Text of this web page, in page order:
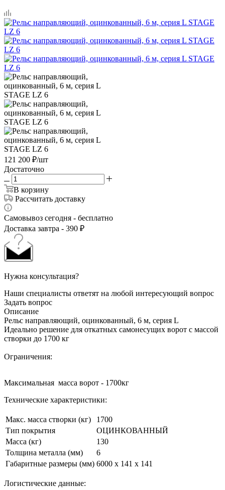
121 200 ₽/шт
Достаточно
В корзину
Рассчитать доставку
Самовывоз сегодня - бесплатно
Доставка завтра - 390 ₽
Нужна консультация?
Наши специалисты ответят на любой интересующий вопрос
Задать вопрос
Описание
Рельс направляющий, оцинкованный, 6 м, серия L
Идеально решение для откатных самонесущих ворот с массой
створки до 1700 кг
Ограничения:
Максимальная масса ворот - 1700кг
Технические характеристики:
Макс. масса створки (кг)
1700
Тип покрытия
ОЦИНКОВАННЫЙ
Масса (кг)
130
Толщина металла (мм)
6
Габаритные размеры (мм) 6000 x 141 x 141
Логистические данные: